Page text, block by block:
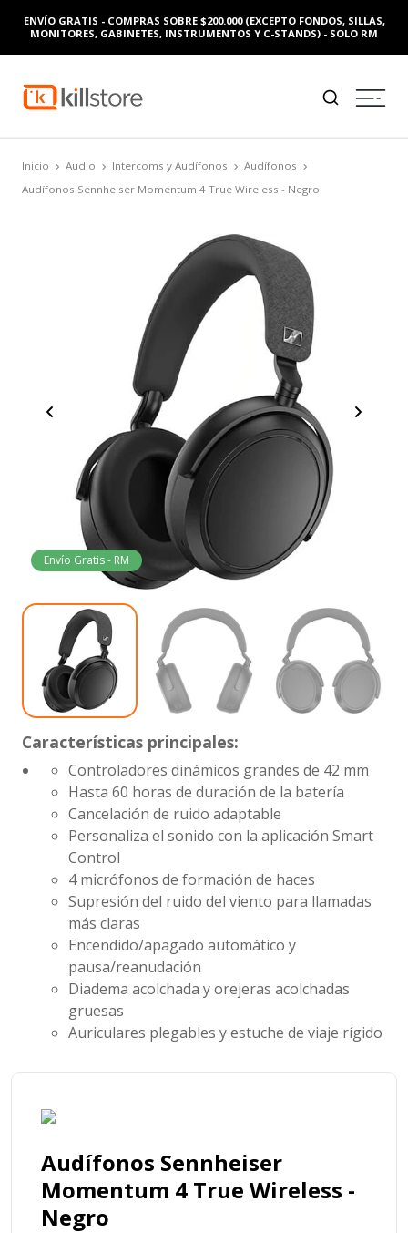
ENVÍO GRATIS - COMPRAS SOBRE $200.000 (EXCEPTO FONDOS, SILLAS,
MONITORES, GABINETES, INSTRUMENTOS Y C-STANDS) - SOLO RM
Inicio Audio Intercoms y Audífonos
Audífonos
Audífonos Sennheiser Momentum 4 True Wireless - Negro
Envío Gratis - RM
Características principales:
Controladores dinámicos grandes de 42 mm
Hasta 60 horas de duración de la batería
Cancelación de ruido adaptable
Personaliza el sonido con la aplicación Smart
Control
4 micrófonos de formación de haces
Supresión del ruido del viento para llamadas
más claras
Encendido/apagado automático y
pausa/reanudación
Diadema acolchada y orejeras acolchadas
gruesas
Auriculares plegables y estuche de viaje rígido
Audífonos Sennheiser
Momentum 4 True Wireless -
Negro